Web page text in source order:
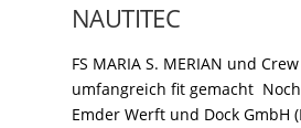
NAUTITEC
FS MARIA S. MERIAN und
umfangreich fit gemacht
Emder Werft und Dock GmbH